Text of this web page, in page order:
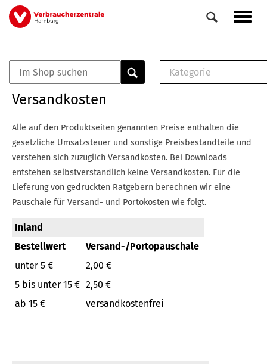
Direkt
zum
Veranstaltungen
0
Kategorie
E-Broschüre
Checklisten (PDF)
Broschüre
Buch
Versandkosten
Alle auf den Produktseiten genannten Preise enthalten die
gesetzliche Umsatzsteuer und sonstige Preisbestandteile und
verstehen sich zuzüglich Versandkosten. Bei Downloads
entstehen selbstverständlich keine Versandkosten. Für die
Lieferung von gedruckten Ratgebern berechnen wir eine
Pauschale für Versand- und Portokosten wie folgt.
Inland
Bestellwert
Versand-/Portopauschale
unter 5 €
2,00 €
5 bis unter 15 € 2,50 €
ab 15 €
versandkostenfrei